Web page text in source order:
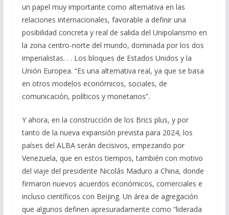
un papel muy importante como alternativa en las
relaciones internacionales, favorable a definir una
posibilidad concreta y real de salida del Unipolarismo en
la zona centro-norte del mundo, dominada por los dos
imperialistas. . . Los bloques de Estados Unidos y la
Unión Europea. “Es una alternativa real, ya que se basa
en otros modelos económicos, sociales, de
comunicación, políticos y monetarios”.
Y ahora, en la construcción de los Brics plus, y por
tanto de la nueva expansión prevista para 2024, los
países del ALBA serán decisivos, empezando por
Venezuela, que en estos tiempos, también con motivo
del viaje del presidente Nicolás Maduro a China, donde
firmaron nuevos acuerdos económicos, comerciales e
incluso científicos con Beijing. Un área de agregación
que algunos definen apresuradamente como “liderada